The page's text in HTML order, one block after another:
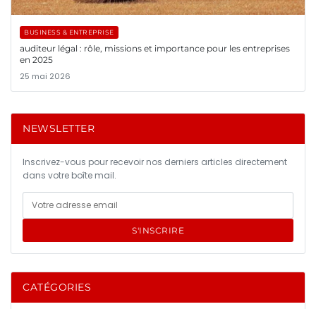
BUSINESS & ENTREPRISE
auditeur légal : rôle, missions et importance pour les entreprises
en 2025
25 mai 2026
NEWSLETTER
Inscrivez-vous pour recevoir nos derniers articles directement
dans votre boîte mail.
S'INSCRIRE
CATÉGORIES